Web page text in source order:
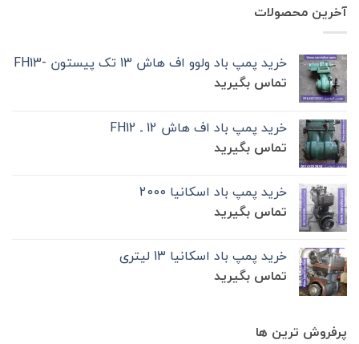
آخرین محصولات
خرید پمپ باد ولوو اف هاش 13 تک‌ پیستون -FH13
تماس بگیرید
خرید پمپ باد اف هاش 12 ـ FH12
تماس بگیرید
خرید پمپ باد اسکانیا 2000
تماس بگیرید
خرید پمپ باد اسکانیا 13 لیتری
تماس بگیرید
پرفروش ترین ها